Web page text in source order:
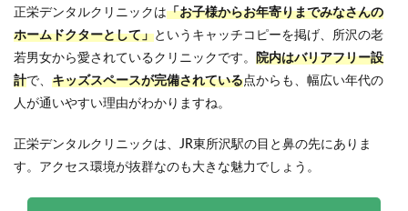
正栄デンタルクリニックは「お子様からお年寄りまでみなさんの
ホームドクターとして」というキャッチコピーを掲げ、所沢の老
若男女から愛されているクリニックです。 院内はバリアフリー設
計で、 キッズスペースが完備されている点からも、幅広い年代の
人が通いやすい理由がわかりますね。
正栄デンタルクリニックは、JR東所沢駅の目と鼻の先にありま
す。アクセス環境が抜群なのも大きな魅力でしょう。